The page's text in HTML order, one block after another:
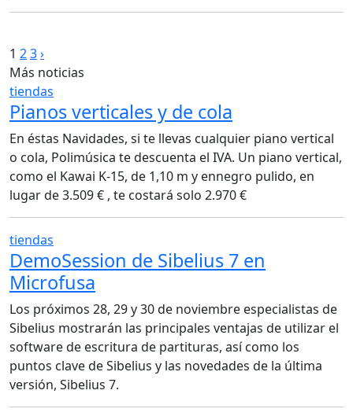
Paginación
de
entradas
1 23›
Más noticias
tiendas
Pianos verticales y de cola
En éstas Navidades, si te llevas cualquier piano vertical
o cola, Polimúsica te descuenta el IVA. Un piano vertical,
como el Kawai K-15, de 1,10 m y ennegro pulido, en
lugar de 3.509 € , te costará solo 2.970 €
tiendas
DemoSession de Sibelius 7 en
Microfusa
Los próximos 28, 29 y 30 de noviembre especialistas de
Sibelius mostrarán las principales ventajas de utilizar el
software de escritura de partituras, así como los
puntos clave de Sibelius y las novedades de la última
versión, Sibelius 7.